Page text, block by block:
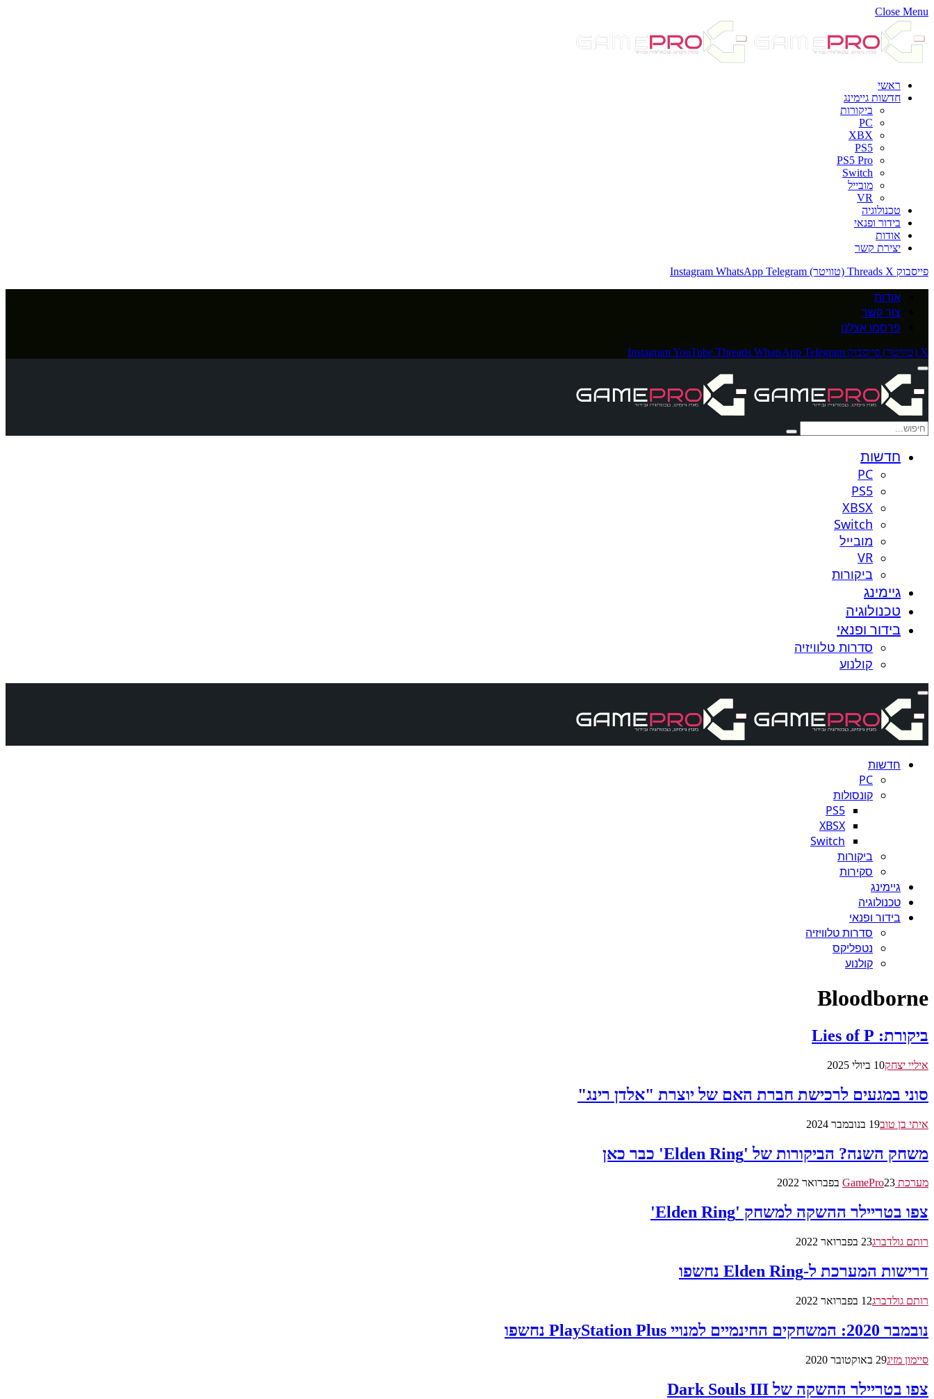
Close Menu
ראשי
חדשות גיימינג
ביקורות
PC
XBX
PS5
PS5 Pro
Switch
מובייל
VR
טכנולוגיה
בידור ופנאי
אודות
יצירת קשר
פייסבוק
Threads X (טוויטר) Instagram WhatsApp Telegram
אודות
צור קשר
פרסמו אצלנו
X (טוויטר) פייסבוק InstagramYouTube Threads WhatsApp Telegram
חדשות
PC
PS5
XBSX
Switch
מובייל
VR
ביקורות
גיימינג
טכנולוגיה
בידור ופנאי
סדרות טלוויזיה
קולנוע
חדשות
PC
קונסולות
PS5
XBSX
Switch
ביקורות
סקירות
גיימינג
טכנולוגיה
בידור ופנאי
סדרות טלוויזיה
נטפליקס
קולנוע
Bloodborne
ביקורת: Lies of P
איליי יצחק10 ביולי 2025
סוני במגעים לרכישת חברת האם של יוצרת "אלדן רינג"
איתי בן טוב19 בנובמבר 2024
משחק השנה? הביקורות של 'Elden Ring' כבר כאן
מערכת GamePro 23 בפברואר 2022
צפו בטריילר ההשקה למשחק 'Elden Ring'
רותם גולדברג23 בפברואר 2022
דרישות המערכת ל-Elden Ring נחשפו
רותם גולדברג12 בפברואר 2022
נובמבר 2020: המשחקים החינמיים למנויי PlayStation Plus נחשפו
סיימון מזיג29 באוקטובר 2020
צפו בטריילר ההשקה של Dark Souls III